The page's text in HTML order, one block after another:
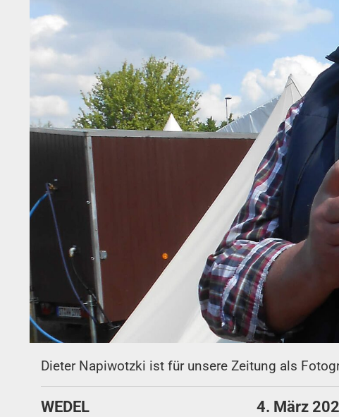
Dieter Napiwotzki ist für unsere Zeitung als
WEDEL 4. März